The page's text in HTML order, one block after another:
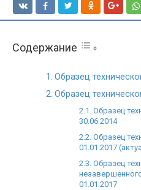
Содержание
Образец
Образец
Образец
30.06.2014
Образец
01.01.2017
Образец
01.01.2017